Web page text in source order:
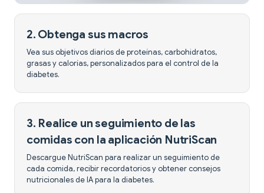
2. Obtenga sus macros
Vea sus objetivos diarios de proteínas, carbohidratos,
grasas y calorías, personalizados para el control de la
diabetes.
3. Realice un seguimiento de las
comidas con la aplicación NutriScan
Descargue NutriScan para realizar un seguimiento de
cada comida, recibir recordatorios y obtener consejos
nutricionales de IA para la diabetes.